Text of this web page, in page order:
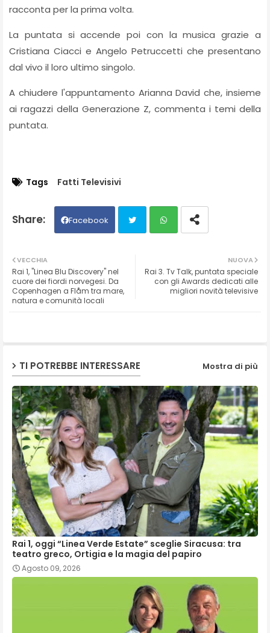
racconta per la prima volta.
La puntata si accende poi con la musica grazie a
Cristiana Ciacci e Angelo Petruccetti che presentano
dal vivo il loro ultimo singolo.
A chiudere l'appuntamento Arianna David che, insieme
ai ragazzi della Generazione Z, commenta i temi della
puntata.
Tags Fatti Televisivi
Facebook
ats
NUOVA
Rai 3. Tv Talk, puntata speciale
con gli Awards dedicati alle
migliori novità televisive
VECCHIA
Rai 1, "Linea Blu Discovery" nel
cuore dei fiordi norvegesi. Da
Copenhagen a Flåm tra mare,
natura e comunità locali
TI POTREBBE INTERESSARE Mostra di più
Rai 1, oggi “Linea Verde Estate” sceglie Siracusa: tra
teatro greco, Ortigia e la magia del papiro
Agosto 09, 2026